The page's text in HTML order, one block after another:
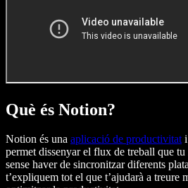
Què és Notion?
Notion és una aplicació de productivitati
permet dissenyar el flux de treball que
sense haver de sincronitzar diferents
t’expliquem tot el que t’ajudarà a treure